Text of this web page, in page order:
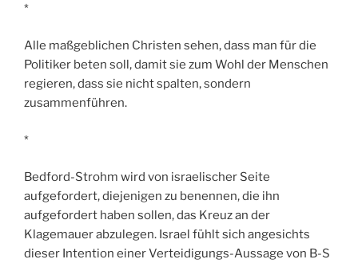
*
Alle maßgeblichen Christen sehen, dass man für die
Politiker beten soll, damit sie zum Wohl der Menschen
regieren, dass sie nicht spalten, sondern
zusammenführen.
*
Bedford-Strohm wird von israelischer Seite
aufgefordert, diejenigen zu benennen, die ihn
aufgefordert haben sollen, das Kreuz an der
Klagemauer abzulegen. Israel fühlt sich angesichts
dieser Intention einer Verteidigungs-Aussage von B-S